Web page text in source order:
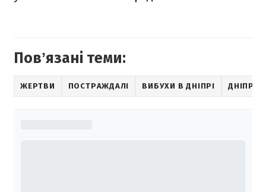
Повʼязані теми:
ЖЕРТВИ ПОСТРАЖДАЛІ ВИБУХИ В ДНІПРІ ДНІПРО